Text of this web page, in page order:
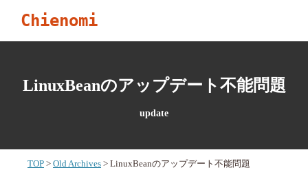
Chienomi
LinuxBeanのアップデート不能問題
update
TOP Old Archives LinuxBeanのアップデート不能問題